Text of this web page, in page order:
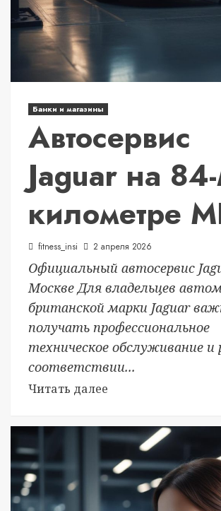
Банки и магазины
Автосервис
Jaguar на
километре
fitness_insi 2 апреля 2026
Официальный автосервис
Москве Для владельцев
британской марки Jaguar
получать профессиональное
техническое обслуживание
соответствии...
Читать далее